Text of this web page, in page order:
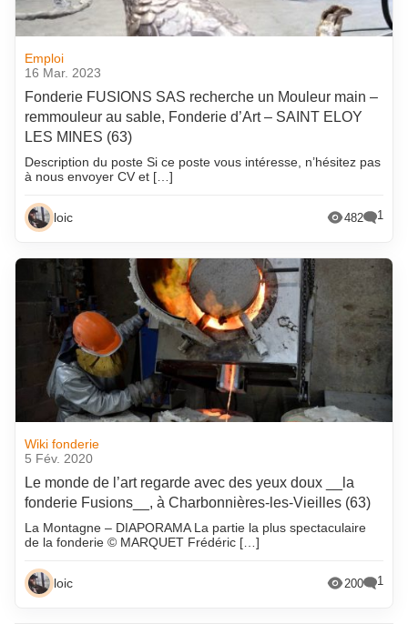
Emploi
16 Mar. 2023
Fonderie FUSIONS SAS recherche un Mouleur main –
remmouleur au sable, Fonderie d’Art – SAINT ELOY
LES MINES (63)
Description du poste Si ce poste vous intéresse, n’hésitez pas
à nous envoyer CV et […]
loic 482 1
Wiki fonderie
5 Fév. 2020
Le monde de l’art regarde avec des yeux doux __la
fonderie Fusions__, à Charbonnières-les-Vieilles (63)
La Montagne – DIAPORAMA La partie la plus spectaculaire
de la fonderie © MARQUET Frédéric […]
loic 200 1